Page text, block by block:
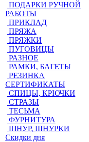
ПОДАРКИ РУЧНОЙ
РАБОТЫ
ПРИКЛАД
ПРЯЖА
ПРЯЖКИ
ПУГОВИЦЫ
РАЗНОЕ
РАМКИ, БАГЕТЫ
РЕЗИНКА
СЕРТИФИКАТЫ
СПИЦЫ, КРЮЧКИ
СТРАЗЫ
ТЕСЬМА
ФУРНИТУРА
ШНУР, ШНУРКИ
Скидки дня